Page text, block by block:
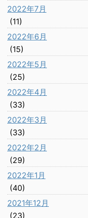
2022年7月
(11)
2022年6月
(15)
2022年5月
(25)
2022年4月
(33)
2022年3月
(33)
2022年2月
(29)
2022年1月
(40)
2021年12月
(23)